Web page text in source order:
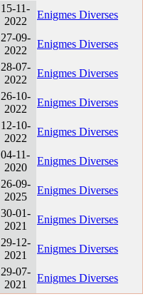
15-11-
2022
Enigmes Diverses
27-09-
2022
Enigmes Diverses
28-07-
2022
Enigmes Diverses
26-10-
2022
Enigmes Diverses
12-10-
2022
Enigmes Diverses
04-11-
2020
Enigmes Diverses
26-09-
2025
Enigmes Diverses
30-01-
2021
Enigmes Diverses
29-12-
2021
Enigmes Diverses
29-07-
2021
Enigmes Diverses